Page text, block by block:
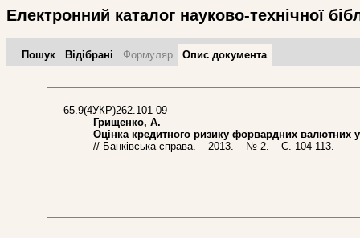
Електронний каталог науково-технічної
Пошук Відібрані Формуляр Опис документа
65.9(4УКР)262.101-09
Грищенко, А.
Оцінка кредитного ризику форвардних валютних
// Банківська справа. – 2013. – № 2. – С. 104-113.